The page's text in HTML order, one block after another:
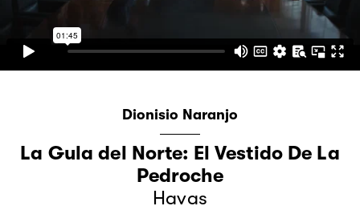
Dionisio Naranjo
La Gula del Norte: El Vestido De La
Pedroche
Havas